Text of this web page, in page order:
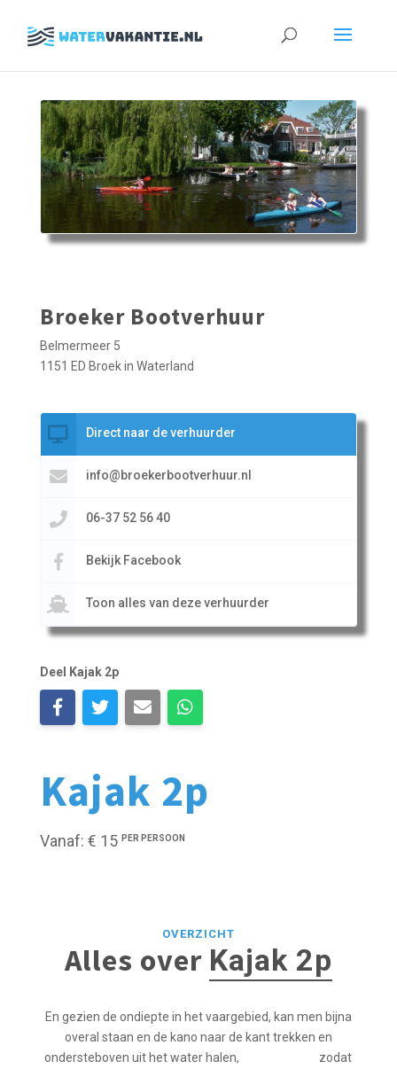
Zoeken
Kajak 2p
Vanaf: € 15 PER PERSOON
Broeker Bootverhuur
Belmermeer 5
1151 ED Broek in Waterland
Direct naar de verhuurder
info@broekerbootverhuur.nl
06-37 52 56 40
Bekijk Facebook
Toon alles van deze verhuurder
Deel Kajak 2p
OVERZICHT
Alles over Kajak 2p
En gezien de ondiepte in het vaargebied, kan men bijna
overal staan en de kano naar de kant trekken en
ondersteboven uit het water halen, zodat